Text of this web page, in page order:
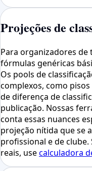
Projeções de
Para organizadores de
fórmulas genéricas
Os pools de
complexos, como
de diferença de
publicação. Nossas
conta essas nuances
projeção nítida que se
profissional e de
reais, usecalculadora